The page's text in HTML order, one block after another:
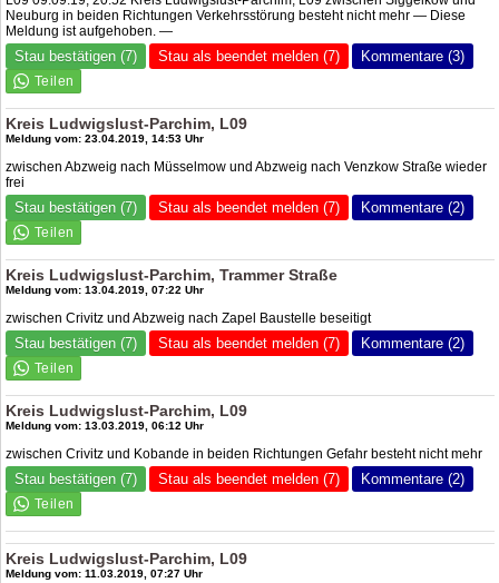
Neuburg in beiden Richtungen Verkehrsstörung besteht nicht mehr — Diese
Meldung ist aufgehoben. —
Stau bestätigen (7) Stau als beendet melden (7) Kommentare (3)
Kreis Ludwigslust-Parchim, L09
Meldung vom: 23.04.2019, 14:53 Uhr
zwischen Abzweig nach Müsselmow und Abzweig nach Venzkow Straße wieder
frei
Stau bestätigen (7) Stau als beendet melden (7) Kommentare (2)
Kreis Ludwigslust-Parchim, Trammer Straße
Meldung vom: 13.04.2019, 07:22 Uhr
zwischen Crivitz und Abzweig nach Zapel Baustelle beseitigt
Stau bestätigen (7) Stau als beendet melden (7) Kommentare (2)
Kreis Ludwigslust-Parchim, L09
Meldung vom: 13.03.2019, 06:12 Uhr
zwischen Crivitz und Kobande in beiden Richtungen Gefahr besteht nicht mehr
Stau bestätigen (7) Stau als beendet melden (7) Kommentare (2)
Kreis Ludwigslust-Parchim, L09
Meldung vom: 11.03.2019, 07:27 Uhr